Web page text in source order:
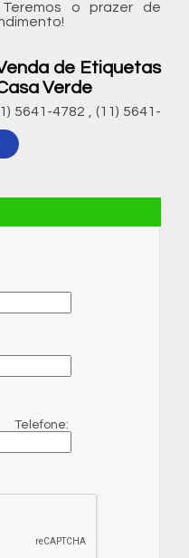
o prazer de
de Etiquetas
Verde
5641-4782 ,(11) 5641-
Telefone: